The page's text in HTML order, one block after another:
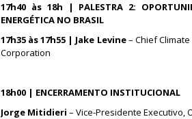
17h40 às 18h | PALESTRA 2:
ENERGÉTICA NO BRASIL
17h35 às 17h55 | Jake Levine– Chief
Corporation
18h00 | ENCERRAMENTO INSTITUCIONAL
Jorge Mitidieri – Vice-Presidente Executivo,